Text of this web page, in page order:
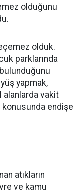
olduğunu
olduk.
parklarında
yapmak,
alanlarda vakit
endişe
atıkların
ve kamu